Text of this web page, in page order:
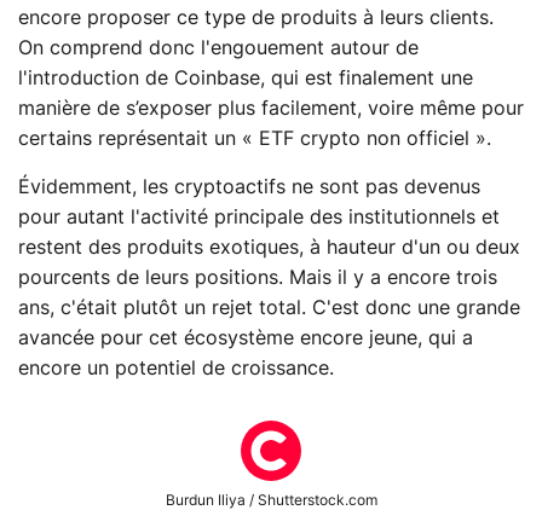
encore proposer ce type de produits à leurs clients.
On comprend donc l'engouement autour de
l'introduction de Coinbase, qui est finalement une
manière de s’exposer plus facilement, voire même pour
certains représentait un « ETF crypto non officiel ».
Évidemment, les cryptoactifs ne sont pas devenus
pour autant l'activité principale des institutionnels et
restent des produits exotiques, à hauteur d'un ou deux
pourcents de leurs positions. Mais il y a encore trois
ans, c'était plutôt un rejet total. C'est donc une grande
avancée pour cet écosystème encore jeune, qui a
encore un potentiel de croissance.
Burdun Iliya / Shutterstock.com